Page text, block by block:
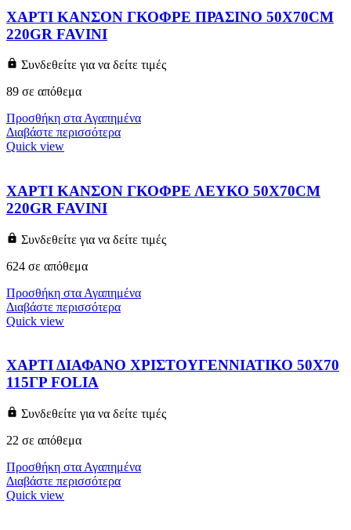
ΧΑΡΤΙ ΚΑΝΣΟΝ ΓΚΟΦΡΕ ΠΡΑΣΙΝΟ 50X70CM
220GR FAVINI
Συνδεθείτε για να δείτε τιμές
89 σε απόθεμα
Προσθήκη στα Αγαπημένα
Διαβάστε περισσότερα
Quick view
ΧΑΡΤΙ ΚΑΝΣΟΝ ΓΚΟΦΡΕ ΛΕΥΚΟ 50X70CM
220GR FAVINI
Συνδεθείτε για να δείτε τιμές
624 σε απόθεμα
Προσθήκη στα Αγαπημένα
Διαβάστε περισσότερα
Quick view
ΧΑΡΤΙ ΔΙΑΦΑΝΟ ΧΡΙΣΤΟΥΓΕΝΝΙΑΤΙΚΟ 50Χ70
115ΓΡ FOLIA
Συνδεθείτε για να δείτε τιμές
22 σε απόθεμα
Προσθήκη στα Αγαπημένα
Διαβάστε περισσότερα
Quick view